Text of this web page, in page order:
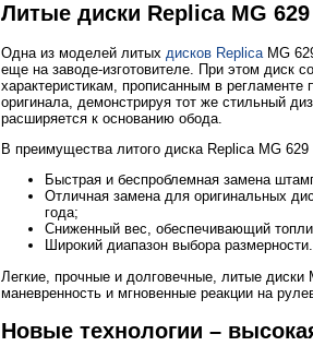
Литые диски Replica MG
Одна из моделей литых дисков Replica MG
еще на заводе-изготовителе. При этом диск
характеристикам, прописанным в
оригинала, демонстрируя тот же стильный
расширяется к основанию обода.
В преимущества литого диска Replica MG
Быстрая и беспроблемная замена
Отличная замена для оригинальных
года;
Сниженный вес, обеспечивающий
Широкий диапазон выбора размерности.
Легкие, прочные и долговечные, литые
маневренность и мгновенные реакции на
Новые технологии –